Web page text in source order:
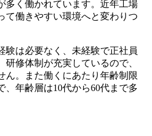
多く働かれています。近年工場
て働きやすい環境へと変わりつ
験は必要なく、未経験で正社員
研修体制が充実しているので、
ん。また働くにあたり年齢制限
、年齢層は10代から60代まで多